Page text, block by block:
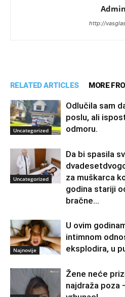
Admin
http://
RELATED ARTICLES MORE
Uncategorized
Odlučila sam
poslu, ali
odmoru.
Uncategorized
Da bi spasila
za muškarca
godina stariji
bračne...
Najnovije
U ovim
intimnom
eksplodira, u
Žene neće
najdraža poza